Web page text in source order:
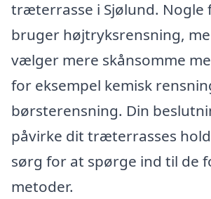
træterrasse i Sjølund. Nogle
bruger højtryksrensning,
vælger mere skånsomme
for eksempel kemisk
børsterensning. Din
påvirke dit træterrasses
sørg for at spørge ind til de
metoder.